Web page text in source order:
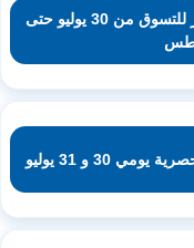
عروض مركز الجودة والتوفير للتسوق من 30 يوليو حتى
30 و 31 يوليو